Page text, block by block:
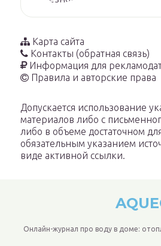
Карта сайта
Контакты (обратная связь)
Информация для
Правила и авторские права
Допускается использование
материалов либо с
либо в объеме достаточном
обязательным указанием
виде активной ссылки.
Онлайн-журнал про воду в доме: